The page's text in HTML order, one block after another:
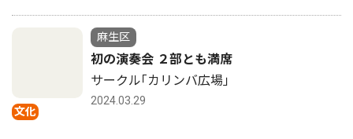
文化
麻生区
初の演奏会 ２部とも満席
サークル｢カリンバ広場｣
2024.03.29